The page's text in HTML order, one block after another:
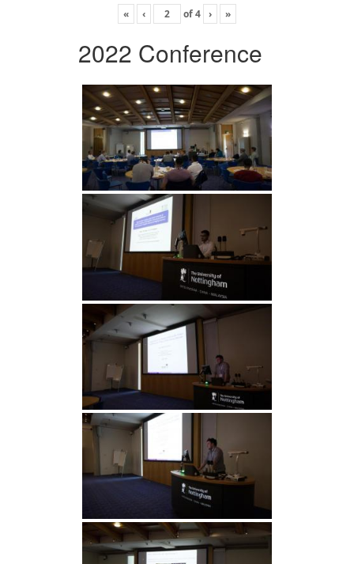
« ‹ of4 › »
2022 Conference